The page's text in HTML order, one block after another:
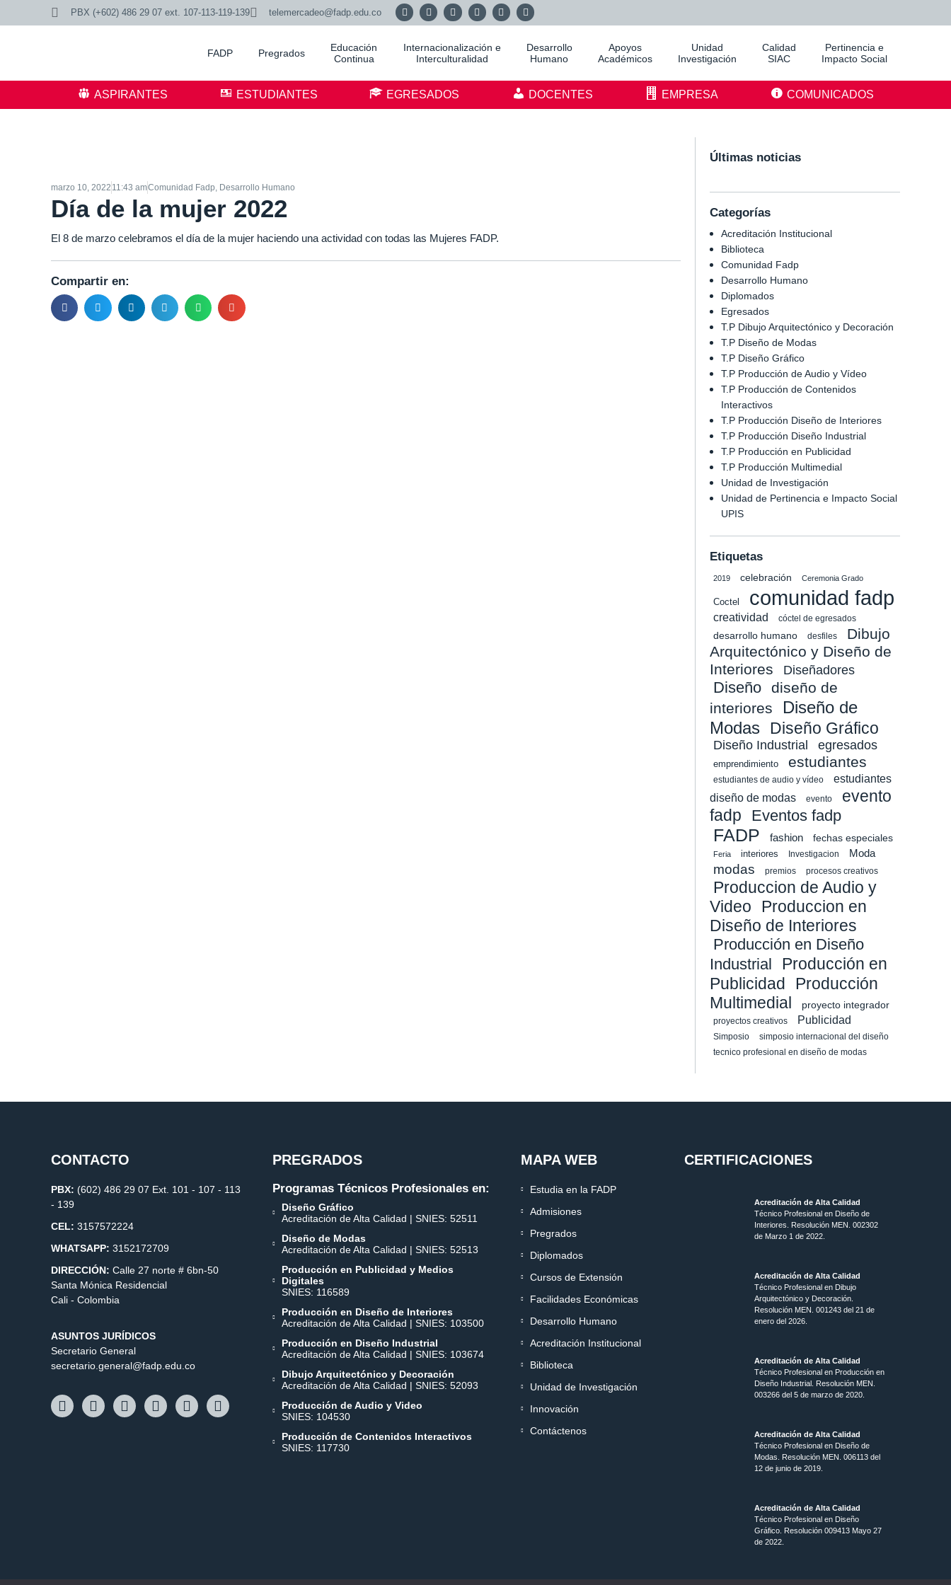
PBX (+602) 486 29 07 ext. 107-113-119-139 telemercadeo@fadp.edu.co
FADP Pregrados
Educación
Continua
Internacionalización e
Interculturalidad
Desarrollo
Humano
Apoyos
Académicos
Unidad
Investigación
Calidad
SIAC
Pertinencia e
Impacto Social
ASPIRANTES ESTUDIANTES EGRESADOS DOCENTES EMPRESA COMUNICADOS
marzo 10, 2022 11:43 amComunidad Fadp Desarrollo Humano
Día de la mujer 2022
El 8 de marzo celebramos el día de la mujer haciendo una actividad con todas las Mujeres FADP.
Compartir en:
Últimas noticias
Categorías
Acreditación Institucional
Biblioteca
Comunidad Fadp
Desarrollo Humano
Diplomados
Egresados
T.P Dibujo Arquitectónico y Decoración
T.P Diseño de Modas
T.P Diseño Gráfico
T.P Producción de Audio y Vídeo
T.P Producción de Contenidos
Interactivos
T.P Producción Diseño de Interiores
T.P Producción Diseño Industrial
T.P Producción en Publicidad
T.P Producción Multimedial
Unidad de Investigación
Unidad de Pertinencia e Impacto Social
UPIS
Etiquetas
2019 celebración Ceremonia Grado
Coctel comunidad fadp
creatividad cóctel de egresados
desarrollo humano desfiles
Dibujo
Arquitectónico y Diseño de
Interiores
Diseñadores
Diseño
diseño de
interiores
Diseño de
Modas Diseño Gráfico
Diseño Industrial egresados
emprendimiento estudiantes
estudiantes de audio y vídeo
estudiantes
diseño de modas
evento
evento
fadp
Eventos fadp
FADP fashion fechas especiales
Feria interiores Investigacion Moda
modas premios procesos creativos
Produccion de Audio y
Video
Produccion en
Diseño de Interiores
Producción en Diseño
Industrial
Producción en
Publicidad
Producción
Multimedial
proyecto integrador
proyectos creativos Publicidad
Simposio simposio internacional del diseño
tecnico profesional en diseño de modas
CONTACTO
PBX: (602) 486 29 07 Ext. 101 - 107 - 113
- 139
CEL: 3157572224
WHATSAPP: 3152172709
DIRECCIÓN: Calle 27 norte # 6bn-50
Santa Mónica Residencial
Cali - Colombia
ASUNTOS JURÍDICOS
Secretario General
secretario.general@fadp.edu.co
PREGRADOS
Programas Técnicos Profesionales en:
Diseño Gráfico
Acreditación de Alta Calidad | SNIES: 52511
Diseño de Modas
Acreditación de Alta Calidad | SNIES: 52513
Producción en Publicidad y Medios
Digitales
SNIES: 116589
Producción en Diseño de Interiores
Acreditación de Alta Calidad | SNIES: 103500
Producción en Diseño Industrial
Acreditación de Alta Calidad | SNIES: 103674
Dibujo Arquitectónico y Decoración
Acreditación de Alta Calidad | SNIES: 52093
Producción de Audio y Video
SNIES: 104530
Producción de Contenidos Interactivos
SNIES: 117730
MAPA WEB
Estudia en la FADP
Admisiones
Pregrados
Diplomados
Cursos de Extensión
Facilidades Económicas
Desarrollo Humano
Acreditación Institucional
Biblioteca
Unidad de Investigación
Innovación
Contáctenos
CERTIFICACIONES
Acreditación de Alta Calidad
Técnico Profesional en Diseño de
Interiores. Resolución MEN. 002302
de Marzo 1 de 2022.
Acreditación de Alta Calidad
Técnico Profesional en Dibujo
Arquitectónico y Decoración.
Resolución MEN.001243 del 21 de
enero del 2026.
Acreditación de Alta Calidad
Técnico Profesional en Producción en
Diseño Industrial. Resolución MEN.
003266 del 5 de marzo de 2020.
Acreditación de Alta Calidad
Técnico Profesional en Diseño de
Modas. Resolución MEN. 006113 del
12 de junio de 2019.
Acreditación de Alta Calidad
Técnico Profesional en Diseño
Gráfico. Resolución 009413 Mayo 27
de 2022.